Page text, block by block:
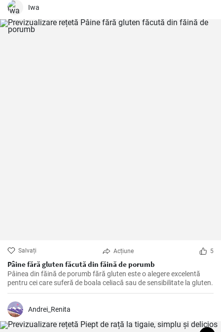
Iwa
Salvați Acțiune 5
Pâine fără gluten făcută din făină de porumb
Pâinea din făină de porumb fără gluten este o alegere excelentă
pentru cei care suferă de boala celiacă sau de sensibilitate la gluten.
Andrei_Renita